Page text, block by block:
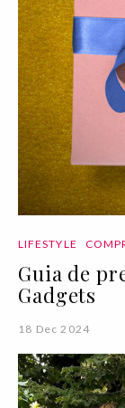
LIFESTYLE
Guia de
Gadgets
18 Dec 2024